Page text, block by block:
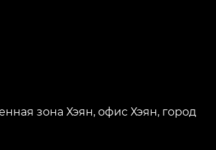
зона Хэян, офис Хэян, город